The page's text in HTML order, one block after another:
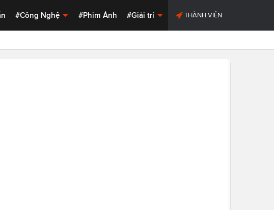
#Công Nghệ #Phim Ảnh #Giải trí THÀNH VIÊN